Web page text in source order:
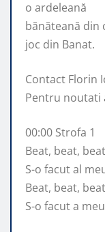
o ardeleană
bănăteană din
joc din Banat.
Contact Florin
Pentru noutati
00:00 Strofa 1
Beat, beat,
S-o facut al
Beat, beat,
S-o facut a